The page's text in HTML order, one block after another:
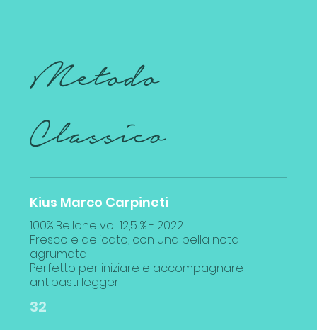
Metodo
Classico
Kius Marco Carpineti
100% Bellone vol. 12,5 % - 2022
Fresco e delicato, con una bella nota
agrumata
Perfetto per iniziare e accompagnare
32